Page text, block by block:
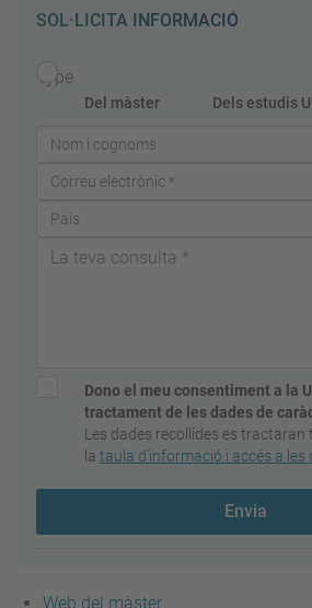
SOL·LICITA INFORMACIÓ
Type
Del màster Dels estudis
Dono el meu consentiment a la
tractament de les dades de
Les dades recollides es tractaran
la taula d'informació i accés a les
Envia
Web del màster